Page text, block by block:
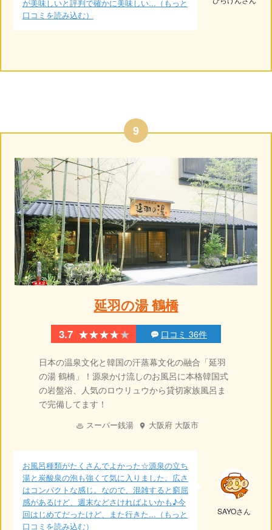
が美味しいと評判で確かに美味しい...（もっと
口コミを読み込む）
延羽の湯 鶴橋
3.7 ★★★★★
★★★★★ 口コミ 36件
日本の温泉文化と韓国の汗蒸幕文化の融合「延羽
の湯 鶴橋」！源泉かけ流しのお風呂に本格韓国式
の岩盤浴、人気のロウリュウから貸切家族風呂ま
で完備してます！
スーパー銭湯 大阪府 大阪市
お風呂種類がたくさんでよかった☆源泉の立ち
湯と炭酸泉の泡も強くて気に入りました。広さ
はコンパクトな感じ。なので、混雑すると窮屈
感があるけど、週末などさければよいかも♪今
回はじめてだったけど、また行きた...（もっと
口コミを読み込む）
SAYOさん
9